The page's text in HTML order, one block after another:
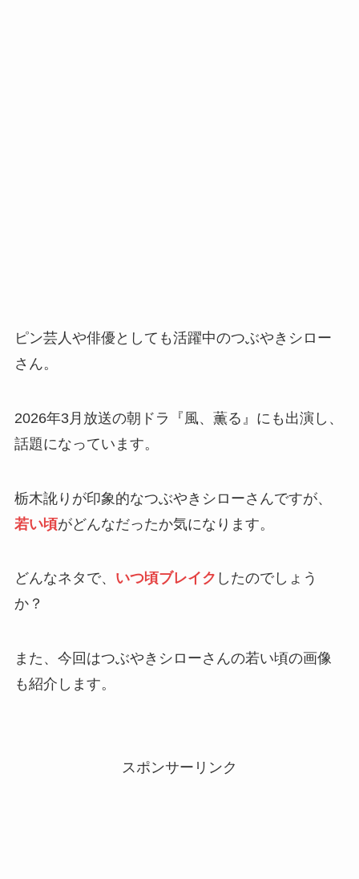
ピン芸人や俳優としても活躍中のつぶやきシロー
さん。
2026年3月放送の朝ドラ『風、薫る』にも出演し、
話題になっています。
栃木訛りが印象的なつぶやきシローさんですが、
若い頃がどんなだったか気になります。
どんなネタで、 いつ頃ブレイク したのでしょう
か？
また、今回はつぶやきシローさんの若い頃の画像
も紹介します。
スポンサーリンク